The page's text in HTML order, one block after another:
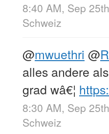
8:40 AM, Sep
Schweiz
@mwuethri @
alles andere
grad wâ€¦
8:30 AM, Sep
Schweiz